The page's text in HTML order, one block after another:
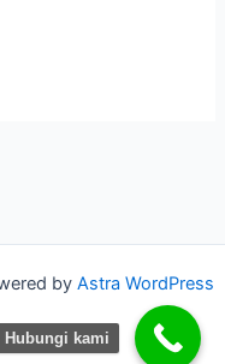
by Astra WordPress
Hubungi kami